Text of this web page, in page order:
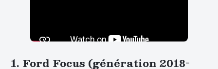
1. Ford Focus (génération 2018-